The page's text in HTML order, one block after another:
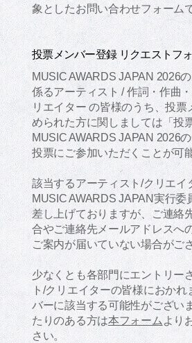
象としたお問い合わせフォーム
投票メンバー登録 リクエストフ
MUSIC AWARDS JAPAN 2026
係るアーティスト / 作詞・作曲
リエイター の皆様のうち、投票
められた方に関しましては「投
MUSIC AWARDS JAPAN 2026
投票にご参加いただくことが可
該当するアーティスト/クリエイ
MUSIC AWARDS JAPAN実行委
差し上げておりますが、ご連絡
合やご連絡先メールアドレスへ
ご案内が届いていない場合がご
少なくとも各部門にエントリー
ト/クリエイターの皆様におかれ
バーに該当する可能性がござい
たりのある方は本フォーム​ より
さい。